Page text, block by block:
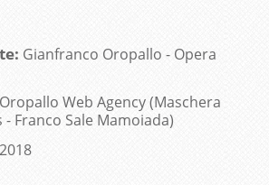
Gianfranco Oropallo - Opera
Oropallo Web Agency (Maschera
Franco Sale Mamoiada)